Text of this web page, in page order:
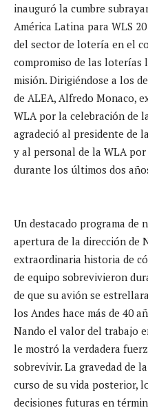
inauguró la cumbre
América Latina para WLS
del sector de lotería en el
compromiso de las loterías
misión. Dirigiéndose a los
de ALEA, Alfredo Monaco,
WLA por la celebración de
agradeció al presidente de
y al personal de la WLA
durante los últimos dos
Un destacado programa de
apertura de la dirección de
extraordinaria historia de
de equipo sobrevivieron
de que su avión se
los Andes hace más de 40
Nando el valor del trabajo
le mostró la verdadera
sobrevivir. La gravedad de
curso de su vida posterior,
decisiones futuras en